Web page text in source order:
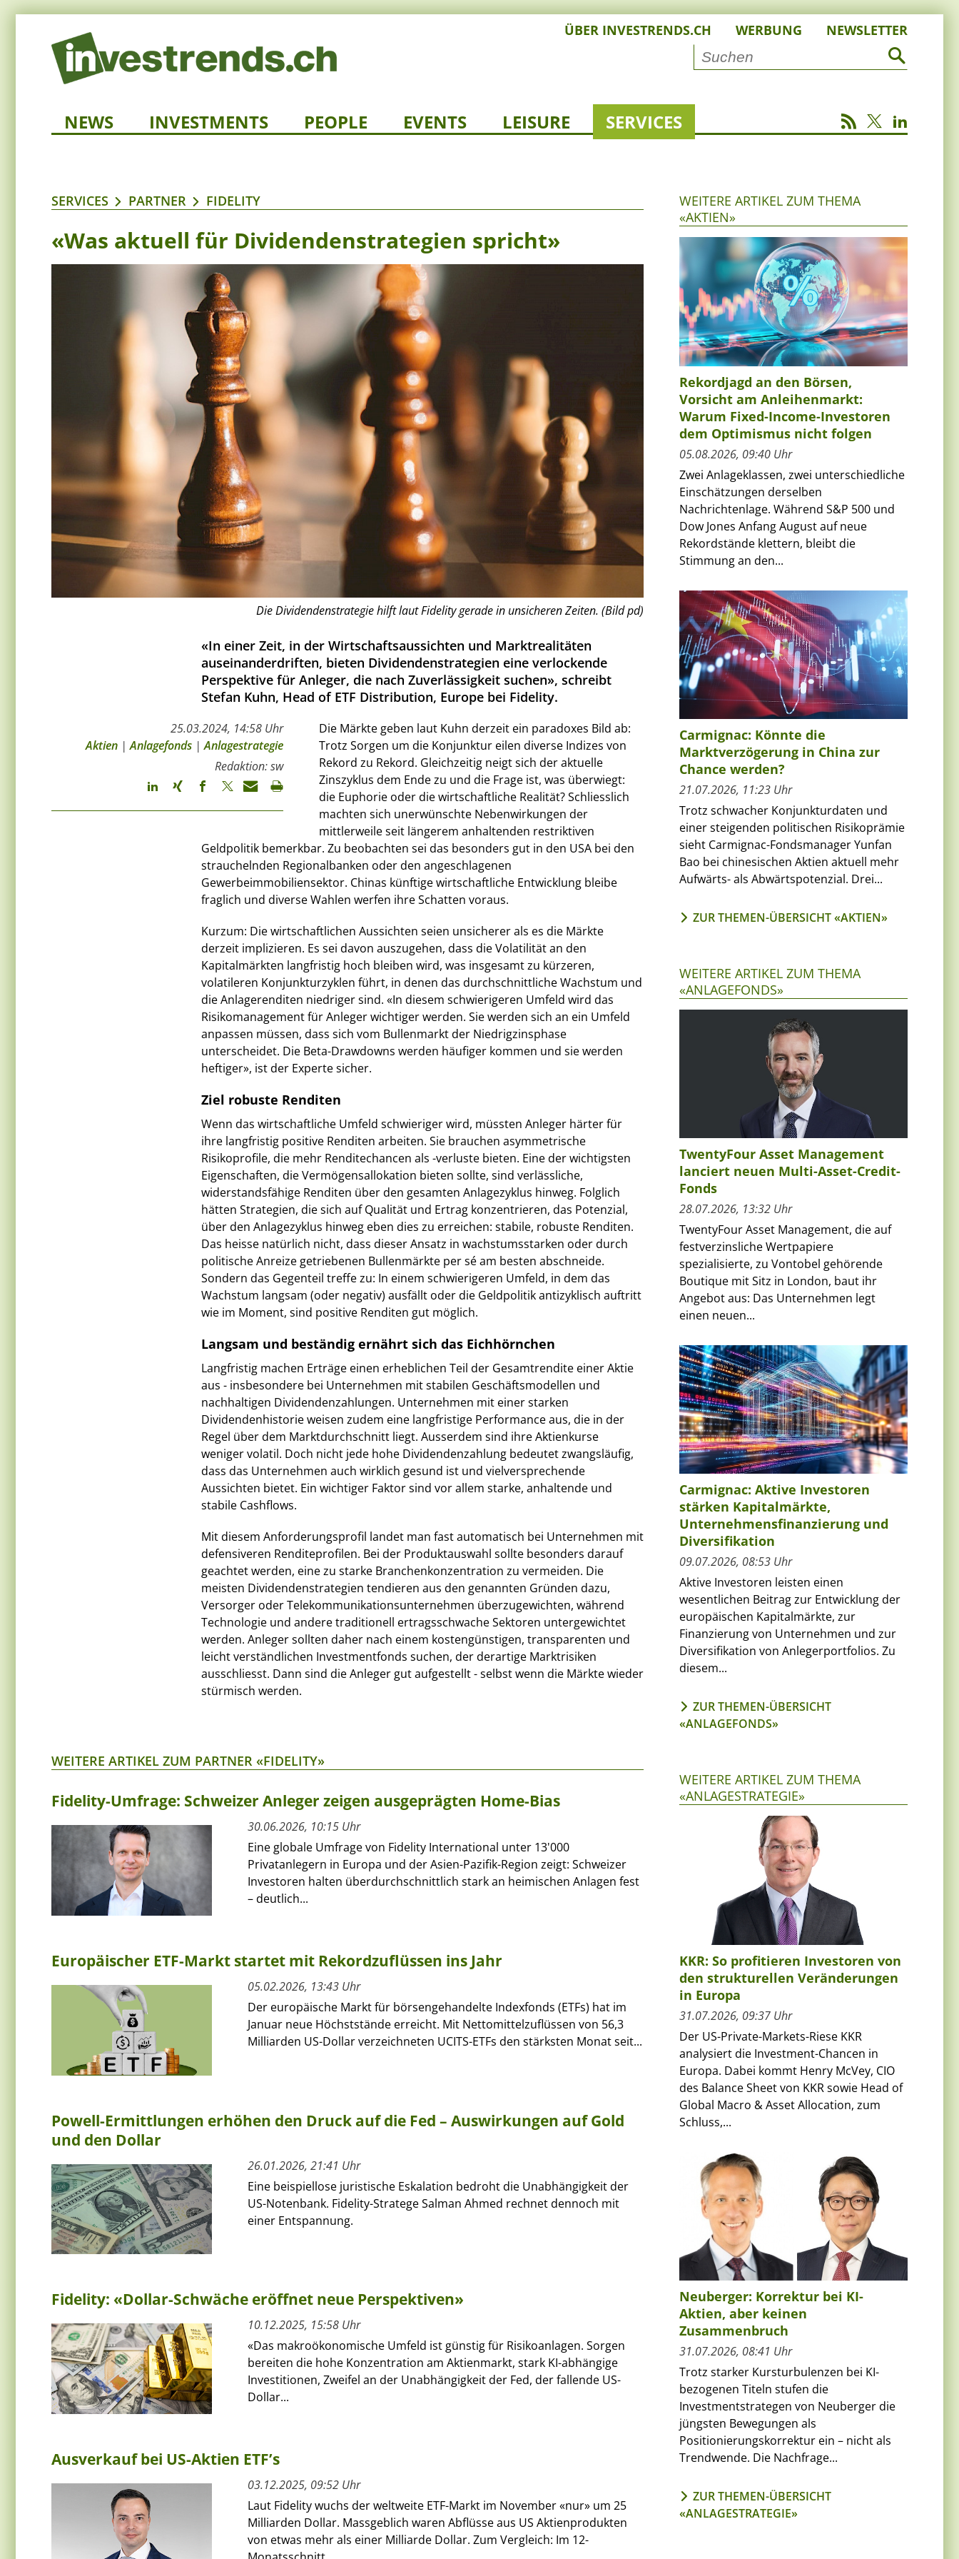
ÜBER INVESTRENDS.CH WERBUNG NEWSLETTER
NEWS INVESTMENTS PEOPLE EVENTS LEISURE SERVICES
SERVICES PARTNER FIDELITY
«Was aktuell für Dividendenstrategien spricht»
Die Dividendenstrategie hilft laut Fidelity gerade in unsicheren Zeiten. (Bild pd)
«In einer Zeit, in der Wirtschaftsaussichten und Marktrealitäten
auseinanderdriften, bieten Dividendenstrategien eine verlockende
Perspektive für Anleger, die nach Zuverlässigkeit suchen», schreibt
Stefan Kuhn, Head of ETF Distribution, Europe bei Fidelity.
25.03.2024, 14:58 Uhr
Aktien |Anlagefonds |Anlagestrategie
Redaktion: sw
Die Märkte geben laut Kuhn derzeit ein paradoxes Bild ab:
Trotz Sorgen um die Konjunktur eilen diverse Indizes von
Rekord zu Rekord. Gleichzeitig neigt sich der aktuelle
Zinszyklus dem Ende zu und die Frage ist, was überwiegt:
die Euphorie oder die wirtschaftliche Realität? Schliesslich
machten sich unerwünschte Nebenwirkungen der
mittlerweile seit längerem anhaltenden restriktiven
Geldpolitik bemerkbar. Zu beobachten sei das besonders gut in den USA bei den
strauchelnden Regionalbanken oder den angeschlagenen
Gewerbeimmobiliensektor. Chinas künftige wirtschaftliche Entwicklung bleibe
fraglich und diverse Wahlen werfen ihre Schatten voraus.
Kurzum: Die wirtschaftlichen Aussichten seien unsicherer als es die Märkte
derzeit implizieren. Es sei davon auszugehen, dass die Volatilität an den
Kapitalmärkten langfristig hoch bleiben wird, was insgesamt zu kürzeren,
volatileren Konjunkturzyklen führt, in denen das durchschnittliche Wachstum und
die Anlagerenditen niedriger sind. «In diesem schwierigeren Umfeld wird das
Risikomanagement für Anleger wichtiger werden. Sie werden sich an ein Umfeld
anpassen müssen, dass sich vom Bullenmarkt der Niedrigzinsphase
unterscheidet. Die Beta-Drawdowns werden häufiger kommen und sie werden
heftiger», ist der Experte sicher.
Ziel robuste Renditen
Wenn das wirtschaftliche Umfeld schwieriger wird, müssten Anleger härter für
ihre langfristig positive Renditen arbeiten. Sie brauchen asymmetrische
Risikoprofile, die mehr Renditechancen als -verluste bieten. Eine der wichtigsten
Eigenschaften, die Vermögensallokation bieten sollte, sind verlässliche,
widerstandsfähige Renditen über den gesamten Anlagezyklus hinweg. Folglich
hätten Strategien, die sich auf Qualität und Ertrag konzentrieren, das Potenzial,
über den Anlagezyklus hinweg eben dies zu erreichen: stabile, robuste Renditen.
Das heisse natürlich nicht, dass dieser Ansatz in wachstumsstarken oder durch
politische Anreize getriebenen Bullenmärkte per sé am besten abschneide.
Sondern das Gegenteil treffe zu: In einem schwierigeren Umfeld, in dem das
Wachstum langsam (oder negativ) ausfällt oder die Geldpolitik antizyklisch auftritt
wie im Moment, sind positive Renditen gut möglich.
Langsam und beständig ernährt sich das Eichhörnchen
Langfristig machen Erträge einen erheblichen Teil der Gesamtrendite einer Aktie
aus - insbesondere bei Unternehmen mit stabilen Geschäftsmodellen und
nachhaltigen Dividendenzahlungen. Unternehmen mit einer starken
Dividendenhistorie weisen zudem eine langfristige Performance aus, die in der
Regel über dem Marktdurchschnitt liegt. Ausserdem sind ihre Aktienkurse
weniger volatil. Doch nicht jede hohe Dividendenzahlung bedeutet zwangsläufig,
dass das Unternehmen auch wirklich gesund ist und vielversprechende
Aussichten bietet. Ein wichtiger Faktor sind vor allem starke, anhaltende und
stabile Cashflows.
Mit diesem Anforderungsprofil landet man fast automatisch bei Unternehmen mit
defensiveren Renditeprofilen. Bei der Produktauswahl sollte besonders darauf
geachtet werden, eine zu starke Branchenkonzentration zu vermeiden. Die
meisten Dividendenstrategien tendieren aus den genannten Gründen dazu,
Versorger oder Telekommunikationsunternehmen überzugewichten, während
Technologie und andere traditionell ertragsschwache Sektoren untergewichtet
werden. Anleger sollten daher nach einem kostengünstigen, transparenten und
leicht verständlichen Investmentfonds suchen, der derartige Marktrisiken
ausschliesst. Dann sind die Anleger gut aufgestellt - selbst wenn die Märkte wieder
stürmisch werden.
WEITERE ARTIKEL ZUM PARTNER «FIDELITY»
Fidelity-Umfrage: Schweizer Anleger zeigen ausgeprägten Home-Bias
30.06.2026, 10:15 Uhr
Eine globale Umfrage von Fidelity International unter 13'000
Privatanlegern in Europa und der Asien-Pazifik-Region zeigt: Schweizer
Investoren halten überdurchschnittlich stark an heimischen Anlagen fest
– deutlich...
Europäischer ETF-Markt startet mit Rekordzuflüssen ins Jahr
05.02.2026, 13:43 Uhr
Der europäische Markt für börsengehandelte Indexfonds (ETFs) hat im
Januar neue Höchststände erreicht. Mit Nettomittelzuflüssen von 56,3
Milliarden US-Dollar verzeichneten UCITS-ETFs den stärksten Monat seit...
Powell-Ermittlungen erhöhen den Druck auf die Fed – Auswirkungen auf Gold
und den Dollar
26.01.2026, 21:41 Uhr
Eine beispiellose juristische Eskalation bedroht die Unabhängigkeit der
US-Notenbank. Fidelity-Stratege Salman Ahmed rechnet dennoch mit
einer Entspannung.
Fidelity: «Dollar-Schwäche eröffnet neue Perspektiven»
10.12.2025, 15:58 Uhr
«Das makroökonomische Umfeld ist günstig für Risikoanlagen. Sorgen
bereiten die hohe Konzentration am Aktienmarkt, stark KI-abhängige
Investitionen, Zweifel an der Unabhängigkeit der Fed, der fallende US-
Dollar...
Ausverkauf bei US-Aktien ETF’s
03.12.2025, 09:52 Uhr
Laut Fidelity wuchs der weltweite ETF-Markt im November «nur» um 25
Milliarden Dollar. Massgeblich waren Abflüsse aus US Aktienprodukten
von etwas mehr als einer Milliarde Dollar. Zum Vergleich: Im 12-
WEITERE ARTIKEL ZUM THEMA
«AKTIEN»
Rekordjagd an den Börsen,
Vorsicht am Anleihenmarkt:
Warum Fixed-Income-Investoren
dem Optimismus nicht folgen
05.08.2026, 09:40 Uhr
Zwei Anlageklassen, zwei unterschiedliche
Einschätzungen derselben
Nachrichtenlage. Während S&P 500 und
Dow Jones Anfang August auf neue
Rekordstände klettern, bleibt die
Stimmung an den...
Carmignac: Könnte die
Marktverzögerung in China zur
Chance werden?
21.07.2026, 11:23 Uhr
Trotz schwacher Konjunkturdaten und
einer steigenden politischen Risikoprämie
sieht Carmignac-Fondsmanager Yunfan
Bao bei chinesischen Aktien aktuell mehr
Aufwärts- als Abwärtspotenzial. Drei...
ZUR THEMEN-ÜBERSICHT «AKTIEN»
WEITERE ARTIKEL ZUM THEMA
«ANLAGEFONDS»
TwentyFour Asset Management
lanciert neuen Multi-Asset-Credit-
Fonds
28.07.2026, 13:32 Uhr
TwentyFour Asset Management, die auf
festverzinsliche Wertpapiere
spezialisierte, zu Vontobel gehörende
Boutique mit Sitz in London, baut ihr
Angebot aus: Das Unternehmen legt
einen neuen...
Carmignac: Aktive Investoren
stärken Kapitalmärkte,
Unternehmensfinanzierung und
Diversifikation
09.07.2026, 08:53 Uhr
Aktive Investoren leisten einen
wesentlichen Beitrag zur Entwicklung der
europäischen Kapitalmärkte, zur
Finanzierung von Unternehmen und zur
Diversifikation von Anlegerportfolios. Zu
diesem...
ZUR THEMEN-ÜBERSICHT
«ANLAGEFONDS»
WEITERE ARTIKEL ZUM THEMA
«ANLAGESTRATEGIE»
KKR: So profitieren Investoren von
den strukturellen Veränderungen
in Europa
31.07.2026, 09:37 Uhr
Der US-Private-Markets-Riese KKR
analysiert die Investment-Chancen in
Europa. Dabei kommt Henry McVey, CIO
des Balance Sheet von KKR sowie Head of
Global Macro & Asset Allocation, zum
Schluss,...
Neuberger: Korrektur bei KI-
Aktien, aber keinen
Zusammenbruch
31.07.2026, 08:41 Uhr
Trotz starker Kursturbulenzen bei KI-
bezogenen Titeln stufen die
Investmentstrategen von Neuberger die
jüngsten Bewegungen als
Positionierungskorrektur ein – nicht als
Trendwende. Die Nachfrage...
ZUR THEMEN-ÜBERSICHT
«ANLAGESTRATEGIE»